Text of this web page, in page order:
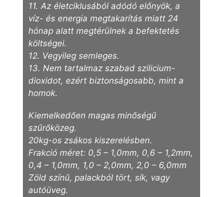
11. Az életciklusából adódó előnyök, a
víz- és energia megtakarítás miatt 24
hónap alatt megtérülnek a befektetés
költségei.
12. Vegyileg semleges.
13. Nem tartalmaz szabad szilicium-
dioxidot, ezért biztonságosabb, mint a
homok.
Kiemelkedően magas minőségű
szűrőközeg.
20kg-os zsákos kiszerelésben.
Frakció méret: 0,5 – 1,0mm, 0,6 – 1,2mm,
0,4 – 1,0mm, 1,0 – 2,0mm, 2,0 – 6,0mm
Zöld színű, palackból tört, sík, vagy
autóüveg.